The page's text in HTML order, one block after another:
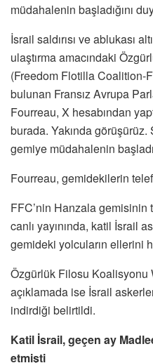
müdahalenin başladığını
İsrail saldırısı ve ablukası
ulaştırma amacındaki
(Freedom Flotilla Coalition-
bulunan Fransız Avrupa
Fourreau, X hesabından
burada. Yakında görüşürüz.
gemiye müdahalenin
Fourreau, gemidekilerin
FFC’nin Hanzala gemisinin
canlı yayınında, katil İsrail
gemideki yolcuların ellerini
Özgürlük Filosu Koalisyonu
açıklamada ise İsrail
indirdiği belirtildi.
Katil İsrail, geçen ay
etmişti